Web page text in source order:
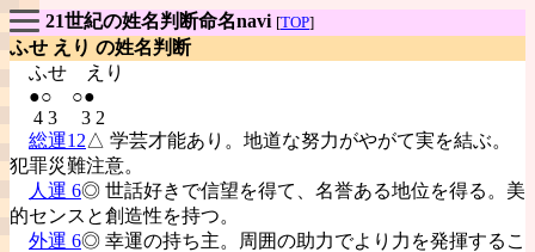
21世紀の姓名判断命名navi [TOP]
ふせ えり の姓名判断
ふせ
えり
●○ ○●
4 3 3 2
総運12△ 学芸才能あり。地道な努力がやがて実を結ぶ。
犯罪災難注意。
人運 6◎ 世話好きで信望を得て、名誉ある地位を得る。美
的センスと創造性を持つ。
外運 6◎ 幸運の持ち主。周囲の助力でより力を発揮するこ